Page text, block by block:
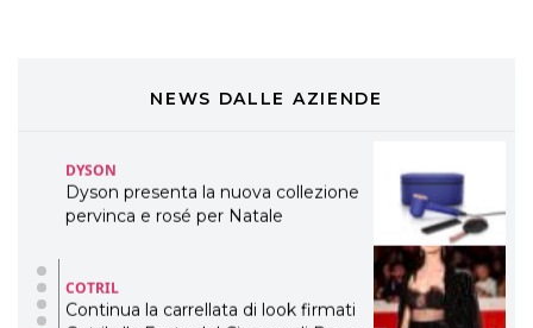
NEWS DALLE AZIENDE
WELLNESS CONGRESS 2022: I
DYSON
Dyson presenta la nuova collezione
pervinca e rosé per Natale
COTRIL
Continua la carrellata di look firmati